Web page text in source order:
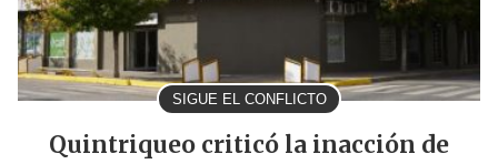
SIGUE EL CONFLICTO
Quintriqueo criticó la inacción de